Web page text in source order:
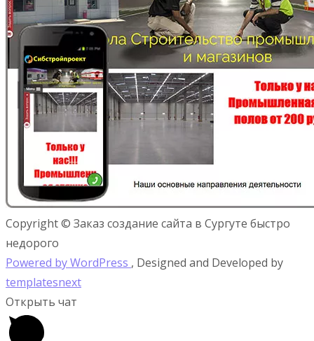
Copyright © Заказ создание сайта в Сургуте быстро
недорого
Powered by WordPress , Designed and Developed by
templatesnext
Открыть чат